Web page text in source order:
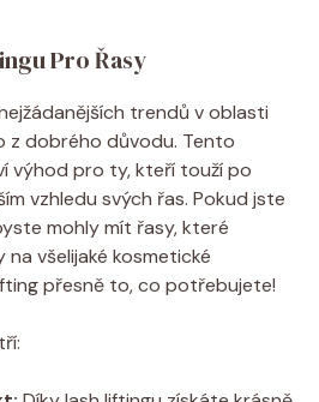
Pro Řasy
trendů‌ v oblasti
z ⁣dobrého důvodu.⁣ Tento
výhod pro ty, kteří touží po
vzhledu svých řas. Pokud jste
⁣mohly mít‍ řasy, které
všelijaké ‍kosmetické
přesně to, co potřebujete!